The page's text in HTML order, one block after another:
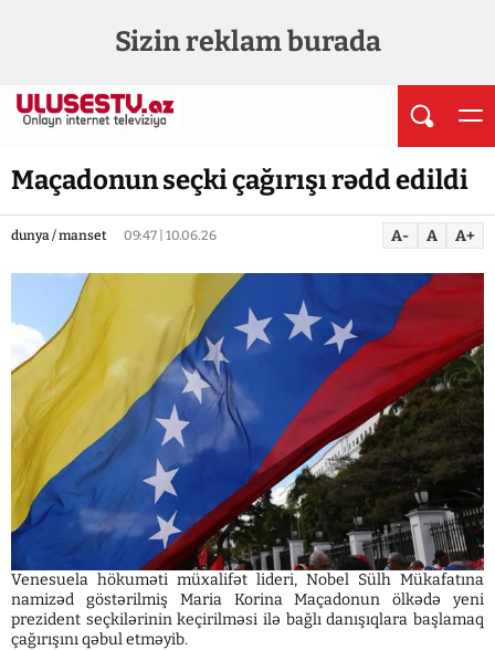
Sizin reklam burada
Maçadonun seçki çağırışı rədd edildi
dunya / manset 09:47 | 10.06.26 A- A A+
Venesuela hökuməti müxalifət lideri, Nobel Sülh Mükafatına
namizəd göstərilmiş Maria Korina Maçadonun ölkədə yeni
prezident seçkilərinin keçirilməsi ilə bağlı danışıqlara başlamaq
çağırışını qəbul etməyib.